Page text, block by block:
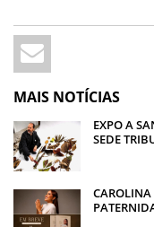
MAIS NOTÍCIAS
EXPO A
SEDE
CAROLINA